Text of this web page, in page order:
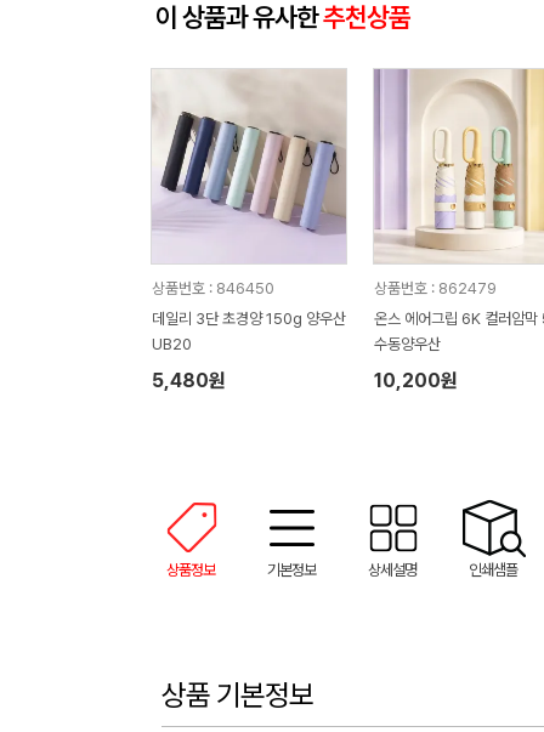
이 상품과 유사한추천상품
상품번호 : 846450
데일리 3단 초경양 150g 양우산
UB20
5,480원
상품번호 : 862479
온스 에어그립 6K 컬러암막
수동양우산
10,200원
상품정보 기본정보 상세설명 인쇄샘플
상품 기본정보